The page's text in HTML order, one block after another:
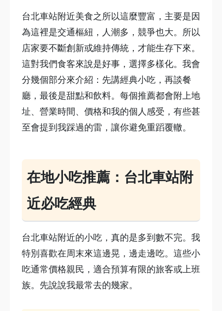
台北車站附近美食之所以這麼豐富，主要是因
為這裡是交通樞紐，人潮多，競爭也大。所以
店家要不斷創新或維持傳統，才能生存下來。
這對我們食客來說是好事，選擇多樣化。我會
分幾個部分來介紹：先講經典小吃，再談餐
廳，最後是甜點和飲料。每個推薦都會附上地
址、營業時間、價格和我的個人感受，有些甚
至會提到我踩過的雷，讓你避免重蹈覆轍。
在地小吃推薦：台北車站附
近必吃經典
台北車站附近的小吃，真的是多到數不完。我
特別喜歡在周末來這邊晃，邊走邊吃。這些小
吃通常價格親民，適合預算有限的旅客或上班
族。先說說我最常去的幾家。